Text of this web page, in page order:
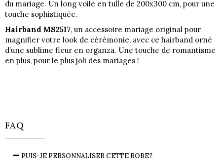
du mariage. Un long voile en tulle de 200x300 cm, pour une
touche sophistiquée.
Hairband MS2517, un accessoire mariage original pour
magnifier votre look de cérémonie, avec ce hairband orné
d’une sublime fleur en organza. Une touche de romantisme
en plus, pour le plus joli des mariages !
FAQ
PUIS-JE PERSONNALISER CETTE ROBE?